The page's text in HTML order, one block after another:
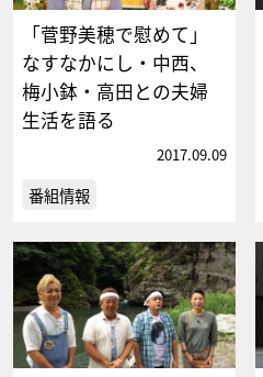
「菅野美穂で慰めて」
なすなかにし・中西、
梅小鉢・高田との夫婦
生活を語る
2017.09.09
番組情報